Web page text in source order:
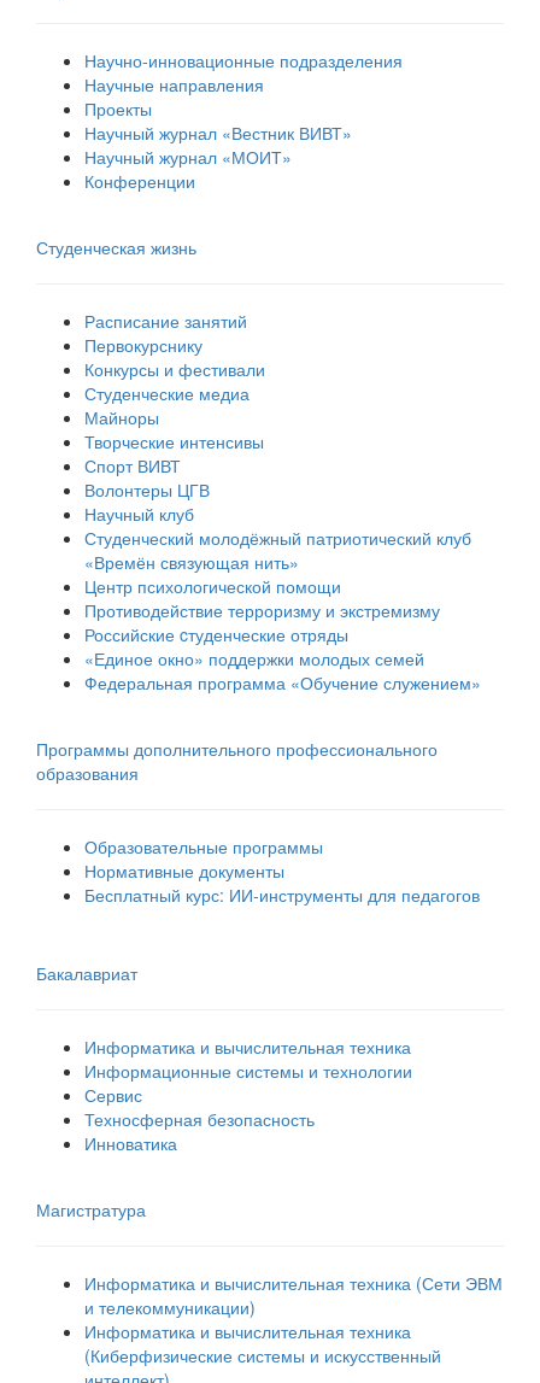
Научно-инновационные подразделения
Научные направления
Проекты
Научный журнал «Вестник ВИВТ»
Научный журнал «МОИТ»
Конференции
Студенческая жизнь
Расписание занятий
Первокурснику
Конкурсы и фестивали
Студенческие медиа
Майноры
Творческие интенсивы
Спорт ВИВТ
Волонтеры ЦГВ
Научный клуб
Студенческий молодёжный патриотический клуб
«Времён связующая нить»
Центр психологической помощи
Противодействие терроризму и экстремизму
Российские cтуденческие отряды
«Единое окно» поддержки молодых семей
Федеральная программа «Обучение служением»
Программы дополнительного профессионального
образования
Образовательные программы
Нормативные документы
Бесплатный курс: ИИ‑инструменты для педагогов
Бакалавриат
Информатика и вычислительная техника
Информационные системы и технологии
Сервис
Техносферная безопасность
Инноватика
Магистратура
Информатика и вычислительная техника (Сети ЭВМ
и телекоммуникации)
Информатика и вычислительная техника
(Киберфизические системы и искусственный